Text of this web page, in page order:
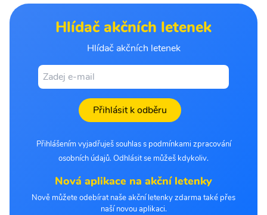
Hlídač akčních letenek
Hlídač akčních letenek
Přihlásit k odběru
Přihlášením vyjadřuješ souhlas s podmínkami zpracování
osobních údajů. Odhlásit se můžeš kdykoliv.
Nová aplikace na akční letenky
Nově můžete odebírat naše akční letenky zdarma také přes
naší novou aplikaci.